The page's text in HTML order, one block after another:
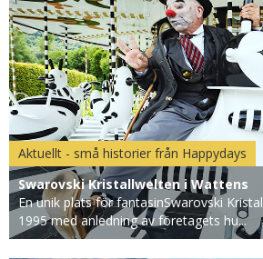
Aktuellt - små historier från Happydays
Swarovski Kristallwelten i Wattens
En unik plats för fantasinSwarovski
1995 med anledning av företagets hu...